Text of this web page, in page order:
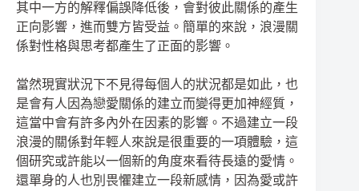
其中一方的解釋偏誤降低後，會對彼此關係的產生
正向影響，進而雙方皆受益。簡單的來說，浪漫關
係對性格與思考都產生了正面的影響。
當然現實狀況下不見得每個人的狀況都是如此，也
是會有人因為戀愛關係的建立而變得更加神經質，
這當中會有許多內外在因素的影響。不過建立一段
浪漫的關係對年輕人來說是很重要的一項體驗，這
個研究或許能以一個新的角度來看待長遠的愛情。
還單身的人也別畏懼建立一段新感情，因為愛或許